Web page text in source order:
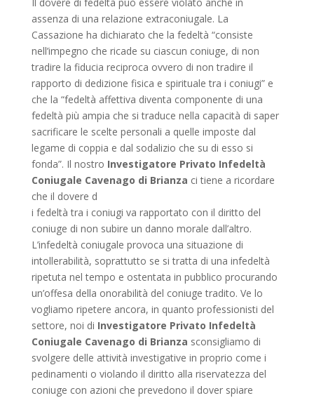
assenza di una relazione extraconiugale. La
Cassazione ha dichiarato che la fedeltà “consiste
nell’impegno che ricade su ciascun coniuge, di non
tradire la fiducia reciproca ovvero di non tradire il
rapporto di dedizione fisica e spirituale tra i coniugi” e
che la “fedeltà affettiva diventa componente di una
fedeltà più ampia che si traduce nella capacità di saper
sacrificare le scelte personali a quelle imposte dal
legame di coppia e dal sodalizio che su di esso si
fonda”. Il nostro Investigatore Privato Infedeltà
Coniugale Cavenago di Brianza ci tiene a ricordare
che il dovere d
i fedeltà tra i coniugi va rapportato con il diritto del
coniuge di non subire un danno morale dall’altro.
L’infedeltà coniugale provoca una situazione di
intollerabilità, soprattutto se si tratta di una infedeltà
ripetuta nel tempo e ostentata in pubblico procurando
un’offesa della onorabilità del coniuge tradito. Ve lo
vogliamo ripetere ancora, in quanto professionisti del
settore, noi di Investigatore Privato Infedeltà
Coniugale Cavenago di Brianza sconsigliamo di
svolgere delle attività investigative in proprio come i
pedinamenti o violando il diritto alla riservatezza del
coniuge con azioni che prevedono il dover spiare